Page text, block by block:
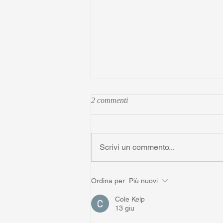
Derby Roma-Lazio: l'AI entra in
curva
2 commenti
Scrivi un commento...
Ordina per: Più nuovi
Cole Kelp
13 giu